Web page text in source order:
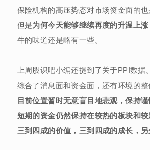
保险机构的高压势态对市场资金面的也
但是为何今天能够继续再度的升温上涨
牛的味道还是略有一些。
上周股识吧小编还提到了关于PPI数
综合了消息面和资金面，还有环境的
目前位置暂时无意盲目地悲观，保持
短期的资金仍然保持在较热的板块和较
三到四成的价值，三到四成的成长，另